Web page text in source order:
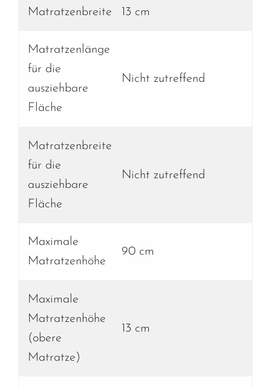
Matratzenbreite 13 cm
Matratzenlänge
für die
ausziehbare
Fläche
Nicht zutreffend
Matratzenbreite
für die
ausziehbare
Fläche
Nicht zutreffend
Maximale
Matratzenhöhe
90 cm
Maximale
Matratzenhöhe
(obere
Matratze)
13 cm